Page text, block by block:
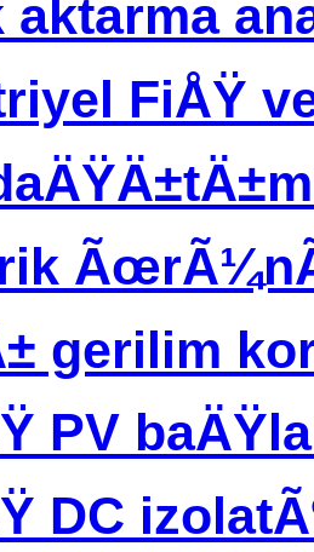
aktarma
FiÅŸ
gerilim
PV
DC